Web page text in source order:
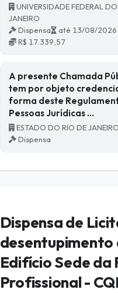
UNIVERSIDADE FEDERAL
JANEIRO
Dispensa
até 13/08/2026
R$ 17.339,57
A presente Chamada
tem por objeto
forma deste
Pessoas Jurídicas …
ESTADO DO RIO DE JANEIRO
Dispensa
Dispensa de
desentupimento
Edifício Sede da
Profissional -